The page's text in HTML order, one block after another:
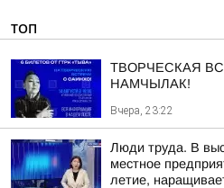
ТОП
ТВОРЧЕСКАЯ
НАМЧЫЛАК!
Вчера, 23:22
Люди труда. В
местное
летие,